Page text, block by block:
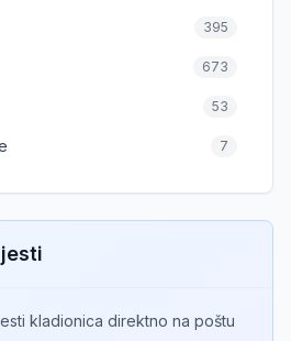
395
673
53
7
kladionica direktno na poštu